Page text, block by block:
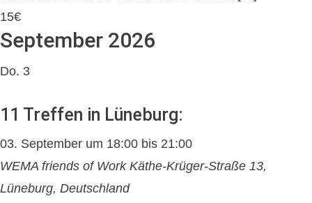
15€
September 2026
Do. 3
11 Treffen in Lüneburg:
03. September um 18:00 bis 21:00
WEMA friends of Work Käthe-Krüger-Straße 13,
Lüneburg, Deutschland